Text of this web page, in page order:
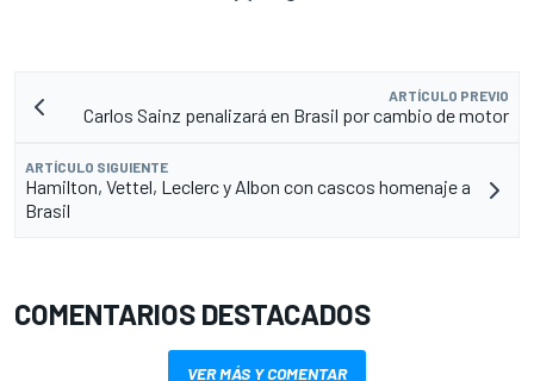
ARTÍCULO PREVIO
Carlos Sainz penalizará en Brasil por cambio de motor
ARTÍCULO SIGUIENTE
Hamilton, Vettel, Leclerc y Albon con cascos homenaje a
Brasil
COMENTARIOS DESTACADOS
VER MÁS Y COMENTAR